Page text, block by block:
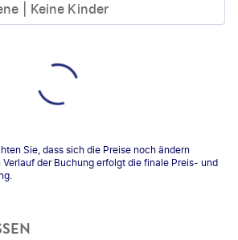
Keine Kinder
Sie, dass sich die Preise noch ändern
Verlauf der Buchung erfolgt die finale Preis- und